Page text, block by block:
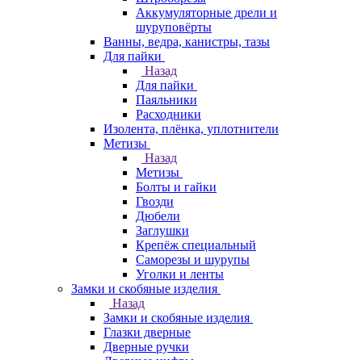
Аккумуляторные дрели и
шуруповёрты
Ванны, ведра, канистры, тазы
Для пайки
Назад
Для пайки
Паяльники
Расходники
Изолента, плёнка, уплотнители
Метизы
Назад
Метизы
Болты и гайки
Гвозди
Дюбели
Заглушки
Крепёж специальный
Саморезы и шурупы
Уголки и ленты
Замки и скобяные изделия
Назад
Замки и скобяные изделия
Глазки дверные
Дверные ручки